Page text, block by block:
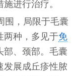
进行治疗。
围，局限于毛囊
两种，多见于免
部、颈部。毛囊
发展成丘疹性脓